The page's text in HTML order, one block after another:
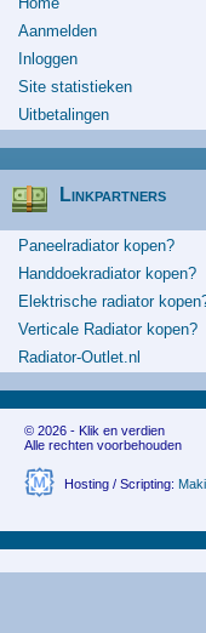
Aanmelden
Inloggen
Site statistieken
Uitbetalingen
Linkpartners
Paneelradiator kopen?
Handdoekradiator kopen?
Elektrische radiator
Verticale Radiator kopen?
Radiator-Outlet.nl
© 2026 - Klik en verdien
Alle rechten voorbehouden
Hosting / Scripting: